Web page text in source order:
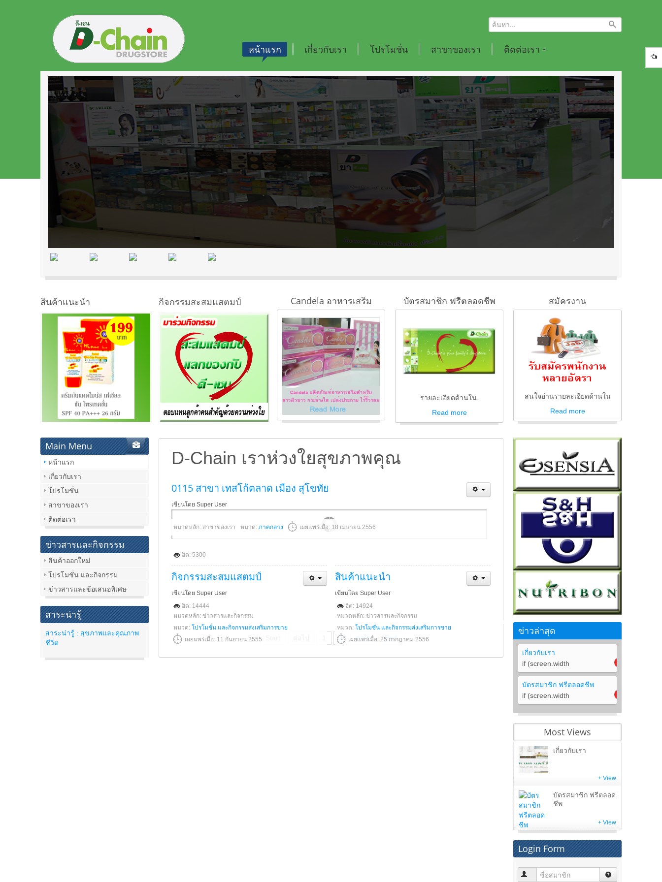
หน้าแรก เกี่ยวกับเรา โปรโมชั่น สาขาของเรา ติดต่อเรา
สินค้าแนะนำ กิจกรรมสะสมแสตมป์ Candela อาหารเสริม บัตรสมาชิก ฟรีตลอดชีพ
รายละเอียดด้านใน.
Read more
สมัครงาน
สนใจอ่านรายละเอียดด้านใน
Read more
D-Chain เราห่วงใยสุขภาพคุณ
0115 สาขา เทสโก้ตลาด เมือง สุโขทัย
เขียนโดย Super User
หมวดหลัก: สาขาของเรา หมวด: ภาคกลาง เผยแพร่เมื่อ: 18 เมษายน 2556
ฮิต: 5300
กิจกรรมสะสมแสตมป์
เขียนโดย Super User
หมวดหลัก: ข่าวสารและกิจกรรม
หมวด: โปรโมชั่น และกิจกรรมส่งเสริมการขาย
เผยแพร่เมื่อ: 11 กันยายน 2555
ฮิต: 14444
สินค้าแนะนำ
เขียนโดย Super User
หมวดหลัก: ข่าวสารและกิจกรรม
หมวด:โปรโมชั่น และกิจกรรมส่งเสริมการขาย
เผยแพร่เมื่อ: 25 กรกฎาคม 2556
ฮิต: 14924
2 ต่อไป End
Main Menu
หน้าแรก
เกี่ยวกับเรา
โปรโมชั่น
สาขาของเรา
ติดต่อเรา
ข่าวสารและกิจกรรม
สินค้าออกใหม่
โปรโมชั่น และกิจกรรม
ข่าวสารและข้อเสนอพิเศษ
สาระน่ารู้
สาระน่ารู้ : สุขภาพและคุณภาพ
ชีวิต
ข่าวล่าสุด
เกี่ยวกับเรา
if (screen.width
บัตรสมาชิก ฟรีตลอดชีพ
if (screen.width
Most Views
เกี่ยวกับเรา
+ View
บัตรสมาชิก ฟรีตลอด
ชีพ
+ View
Login Form